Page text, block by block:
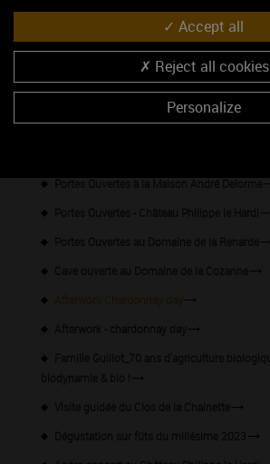
Portes Ouvertes à la Maison Chanzy
Portes ouvertes au Domaine Boussard
Ronde des Caves 2024
Soirée concerts au Domaine du Clos du Roi
Afterwork Chardonnay day
Accept all
Reject all cookies
Personalize